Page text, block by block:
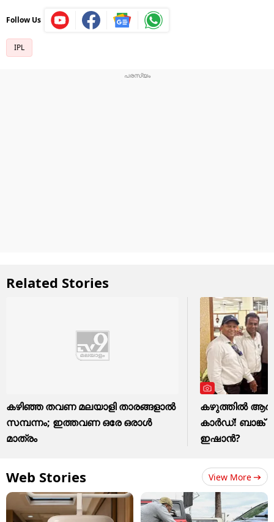
Follow Us
IPL
Related Stories
കഴിഞ്ഞ തവണ മലയാളി താരങ്ങളാല്‍
സമ്പന്നം; ഇത്തവണ ഒരേ ഒരാള്‍
മാത്രം
കഴുത്തില്‍
കാര്‍ഡ്! ബാങ്ക്
ഇഷാന്‍?
Web Stories View More